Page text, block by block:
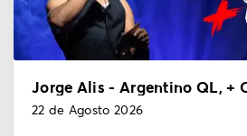
Jorge Alis - Argentino QL, +
22 de Agosto 2026